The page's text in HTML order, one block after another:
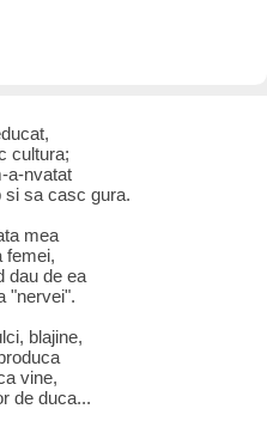
cultura;
a-nvatat
sa casc gura.
mea
femei,
dau de ea
"nervei".
blajine,
vine,
de duca...